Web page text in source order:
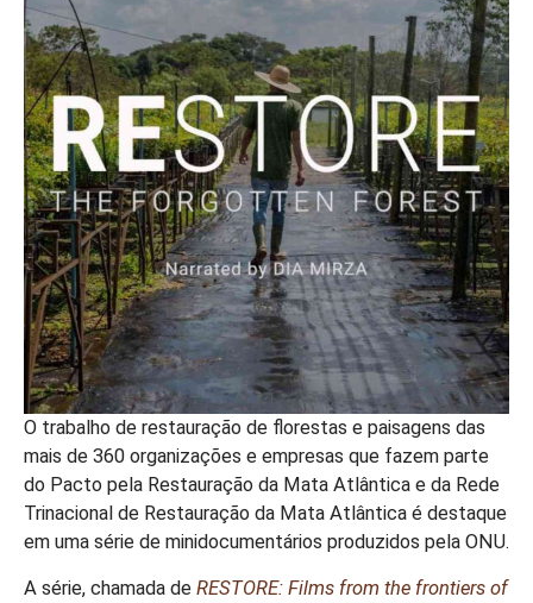
O trabalho de restauração de florestas e paisagens das
mais de 360 organizações e empresas que fazem parte
do Pacto pela Restauração da Mata Atlântica e da Rede
Trinacional de Restauração da Mata Atlântica é destaque
em uma série de minidocumentários produzidos pela ONU.
A série, chamada de RESTORE: Films from the frontiers of